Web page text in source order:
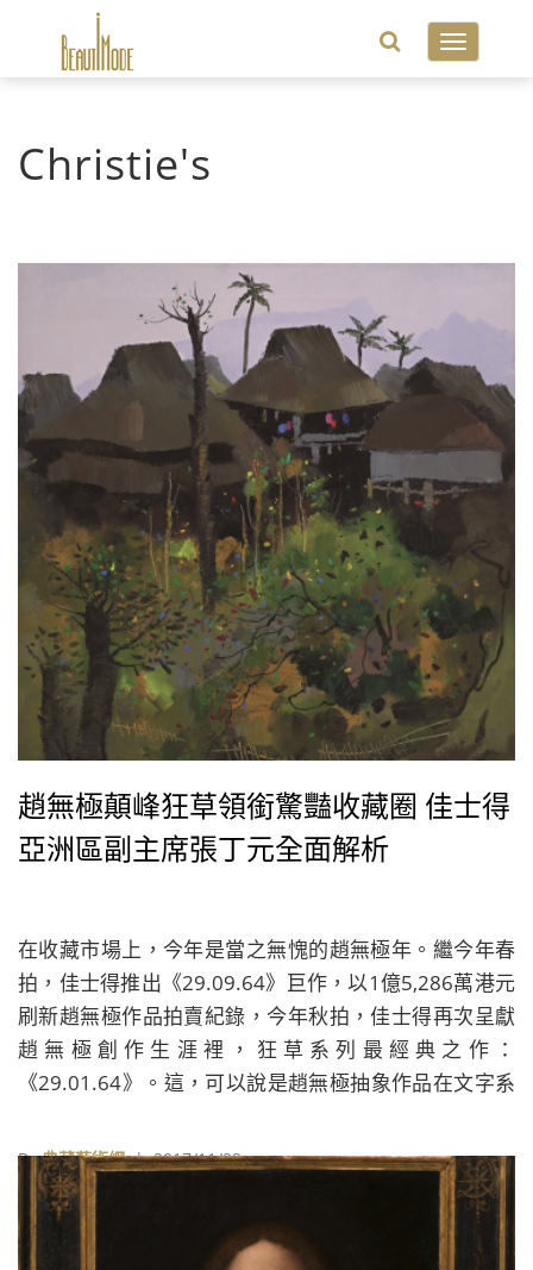
Toggle
Christie's
趙無極顛峰狂草領銜驚豔收藏圈 佳士得
亞洲區副主席張丁元全面解析
在收藏市場上，今年是當之無愧的趙無極年。繼今年春
拍，佳士得推出《29.09.64》巨作，以1億5,286萬港元
刷新趙無極作品拍賣紀錄，今年秋拍，佳士得再次呈獻
趙無極創作生涯裡，狂草系列最經典之作：
《29.01.64》。這，可以說是趙無極抽象作品在文字系
的狂草，最讓人們著迷的一件作品。
By典藏藝術網| 2017/11/22